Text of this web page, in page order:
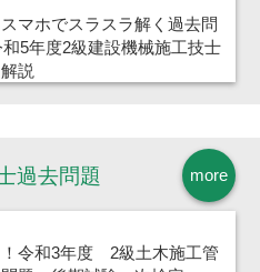
マホでスラスラ解く過去問
5年度2級建設機械施工技士
説
more
過去問題
！令和3年度 2級土木施工管